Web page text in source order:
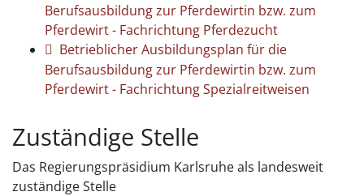
Berufsausbildung zur Pferdewirtin bzw. zum
Pferdewirt - Fachrichtung Pferdezucht
Betrieblicher Ausbildungsplan für die
Berufsausbildung zur Pferdewirtin bzw. zum
Pferdewirt - Fachrichtung Spezialreitweisen
Zuständige Stelle
Das Regierungspräsidium Karlsruhe als landesweit
zuständige Stelle